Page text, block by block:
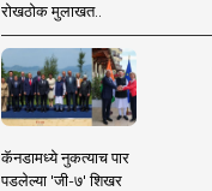
रोखठोक मुलाखत..
कॅनडामध्ये नुकत्याच पार
पडलेल्या 'जी-७' शिखर